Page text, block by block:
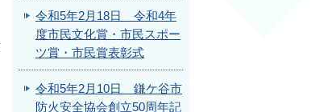
令和5年2月18日 令和4年
度市民文化賞・市民スポー
ツ賞・市民賞表彰式
令和5年2月10日 鎌ケ谷市
防火安全協会創立50周年記